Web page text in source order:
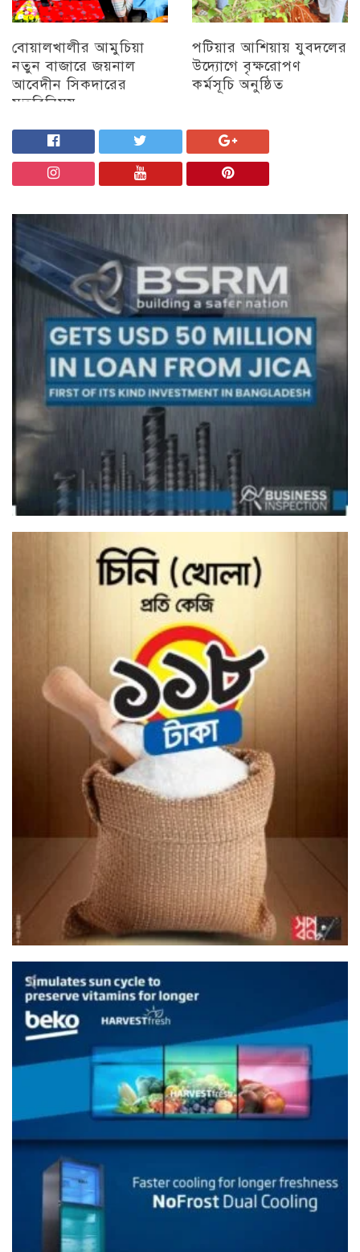
বোয়ালখালীর আমুচিয়া
নতুন বাজারে জয়নাল
আবেদীন সিকদারের
মতবিনিময়
চট্টগ্রাম
পটিয়ার আশিয়ায় যুবদলের
উদ্যোগে বৃক্ষরোপণ
কর্মসূচি অনুষ্ঠিত